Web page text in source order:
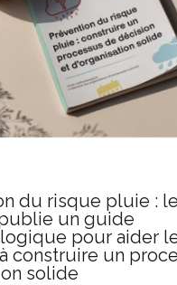
du risque pluie : le
publie un guide
pour aider
construire un
solide